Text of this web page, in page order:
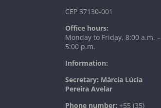
CEP 37130-001
Office hours:
Monday to Friday, 8:00 a.m. –
5:00 p.m.
Information:
Secretary: Márcia Lúcia
Pereira Avelar
Phone number: +55 (35)